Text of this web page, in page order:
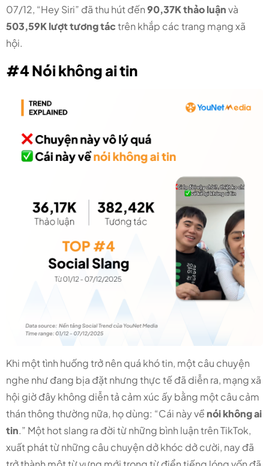
07/12, “Hey Siri” đã thu hút đến90,37K thảo luậnvà
503,59K lượt tương táctrên khắp các trang mạng xã
hội.
#4 Nói không ai tin
Khi một tình huống trở nên quá khó tin, một câu chuyện
nghe như đang bịa đặt nhưng thực tế đã diễn ra, mạng xã
hội giờ đây không diễn tả cảm xúc ấy bằng một câu cảm
thán thông thường nữa, họ dùng: “Cái này về nói không ai
tin.” Một hot slang ra đời từ những bình luận trên TikTok,
xuất phát từ những câu chuyện dở khóc dở cười, nay đã